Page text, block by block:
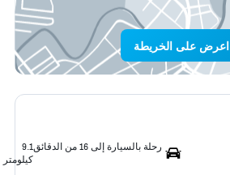
اعرض على الخريطة
رحلة بالسيارة إلى 16 من الدقائق
9.1
كيلومتر